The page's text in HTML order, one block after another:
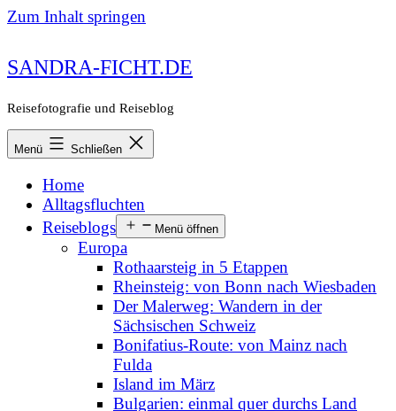
Zum Inhalt springen
SANDRA-FICHT.DE
Reisefotografie und Reiseblog
Menü Schließen
Home
Alltagsfluchten
Reiseblogs
Menü öffnen
Europa
Rothaarsteig in 5 Etappen
Rheinsteig: von Bonn nach Wiesbaden
Der Malerweg: Wandern in der
Sächsischen Schweiz
Bonifatius-Route: von Mainz nach
Fulda
Island im März
Bulgarien: einmal quer durchs Land